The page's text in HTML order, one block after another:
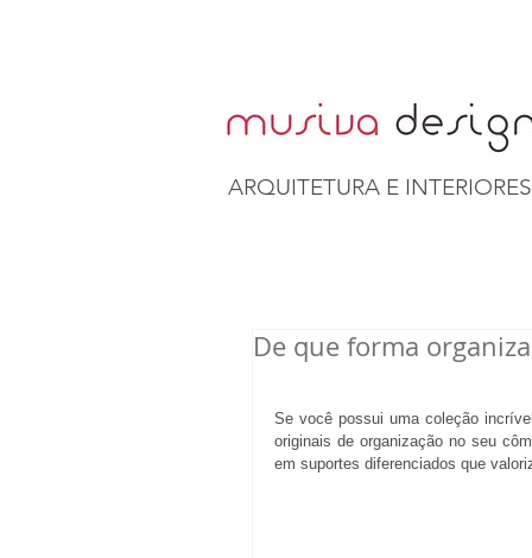
ARQUITETURA E INTERIORES
De que forma
Se você possui uma coleção
originais de organização no seu
em suportes diferenciados que